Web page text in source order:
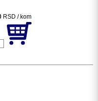
RSD / kom